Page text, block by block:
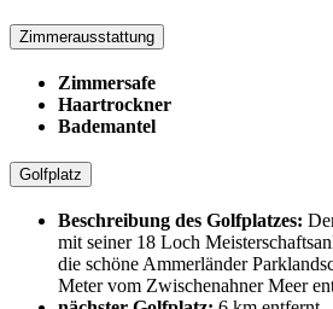
Zimmerausstattung
Zimmersafe
Haartrockner
Bademantel
Golfplatz
Beschreibung des Golfplatzes:
mit seiner 18 Loch
die schöne Ammerländer
Meter vom Zwischenahner Meer